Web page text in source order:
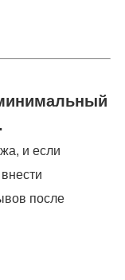
и если
после